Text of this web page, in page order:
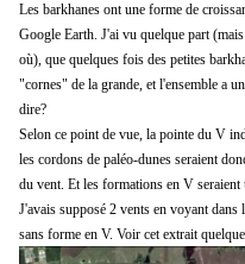
Les barkhanes ont une forme de
Google Earth. J'ai vu quelque part
où), que quelques fois des petites
"cornes" de la grande, et l'ensemble a
dire?
Selon ce point de vue, la pointe du V
les cordons de paléo-dunes seraient
du vent. Et les formations en V
J'avais supposé 2 vents en voyant
sans forme en V. Voir cet extrait